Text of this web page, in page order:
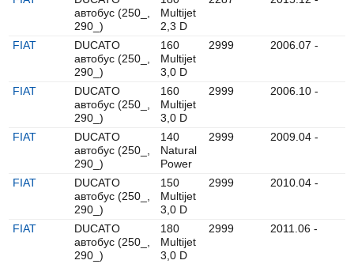
автобус (250_,
290_)
Multijet
2,3 D
FIAT
DUCATO
автобус (250_,
290_)
160
Multijet
3,0 D
2999 2006.07 -
FIAT
DUCATO
автобус (250_,
290_)
160
Multijet
3,0 D
2999 2006.10 -
FIAT
DUCATO
автобус (250_,
290_)
140
Natural
Power
2999 2009.04 -
FIAT
DUCATO
автобус (250_,
290_)
150
Multijet
3,0 D
2999 2010.04 -
FIAT
DUCATO
автобус (250_,
290_)
180
Multijet
3,0 D
2999 2011.06 -